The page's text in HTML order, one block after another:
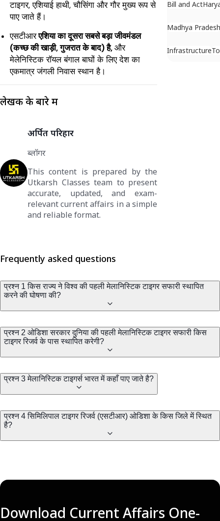
टाइगर, एशियाई हाथी, चौसिंगा और गौर मुख्य रूप से
पाए जाते हैं।
एसटीआरएशिया का दूसरा सबसे बड़ा जीवमंडल
(कच्छ की खाड़ी, गुजरात के बाद) है,और
मेलेनिस्टिक रॉयल बंगाल बाघों के लिए देश का
एकमात्र जंगली निवास स्थान है।
लेखक के बारे में
अर्पित परिहार
ब्लॉगर
This content is prepared by the
Utkarsh Classes team to present
accurate, updated, and exam-
relevant current affairs in a simple
and reliable format.
Bill and Act
Madhya Pradesh
Infrastructure
Frequently asked questions
प्रश्न 1 किस राज्य ने विश्व की पहली मेलानिस्टिक टाइगर सफारी स्थापित
करने की घोषणा की?
प्रश्न 2 ओडिशा सरकार दुनिया की पहली मेलानिस्टिक टाइगर सफारी किस
टाइगर रिजर्व के पास स्थापित करेगी?
प्रश्न 3 मेलानिस्टिक टाइगर्स भारत में कहाँ पाए जाते है?
प्रश्न 4 सिमिलिपाल टाइगर रिजर्व (एसटीआर) ओडिशा के किस जिले में स्थित
है?
Download Current Affairs One-